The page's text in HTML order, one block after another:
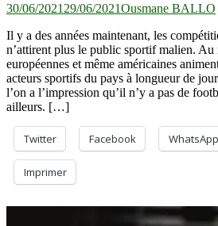
30/06/2021 29/06/2021Ousmane BALLO
Il y a des années maintenant, les
n’attirent plus le public sportif malien. Au
européennes et même américaines
acteurs sportifs du pays à longueur de
l’on a l’impression qu’il n’y a pas de
ailleurs. […]
Twitter Facebook WhatsApp
Imprimer